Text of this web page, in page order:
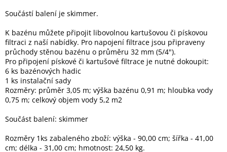
Přihlášení
Součástí balení je skimmer.
K bazénu můžete připojit libovolnou kartušovou či pískovou
filtraci z naší nabídky. Pro napojení filtrace jsou připraveny
průchody stěnou bazénu o průměru 32 mm (5/4").
Pro připojení pískové či kartušové filtrace je nutné dokoupit:
6 ks bazénových hadic
1 ks instalační sady
Rozměry: průměr 3,05 m; výška bazénu 0,91 m; hloubka vody
0,75 m; celkový objem vody 5,2 m2
Součást balení: skimmer
Rozměry 1ks zabaleného zboží: výška - 90,00 cm; šířka - 41,00
cm; délka - 31,00 cm; hmotnost: 24,50 kg.